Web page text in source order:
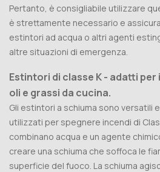
Pertanto, è consigliabile utilizzare
è strettamente necessario e
estintori ad acqua o altri agenti
altre situazioni di emergenza.
Estintori di classe K - adatti
oli e grassi da cucina.
Gli estintori a schiuma sono versatili
utilizzati per spegnere incendi di
combinano acqua e un agente
creare una schiuma che soffoca le
superficie del fuoco. La schiuma